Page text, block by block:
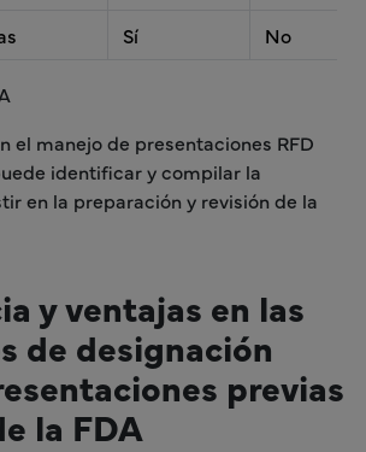
Sí No
el manejo de presentaciones RFD
identificar y compilar la
en la preparación y revisión de la
y ventajas en las
de designación
previas
la FDA